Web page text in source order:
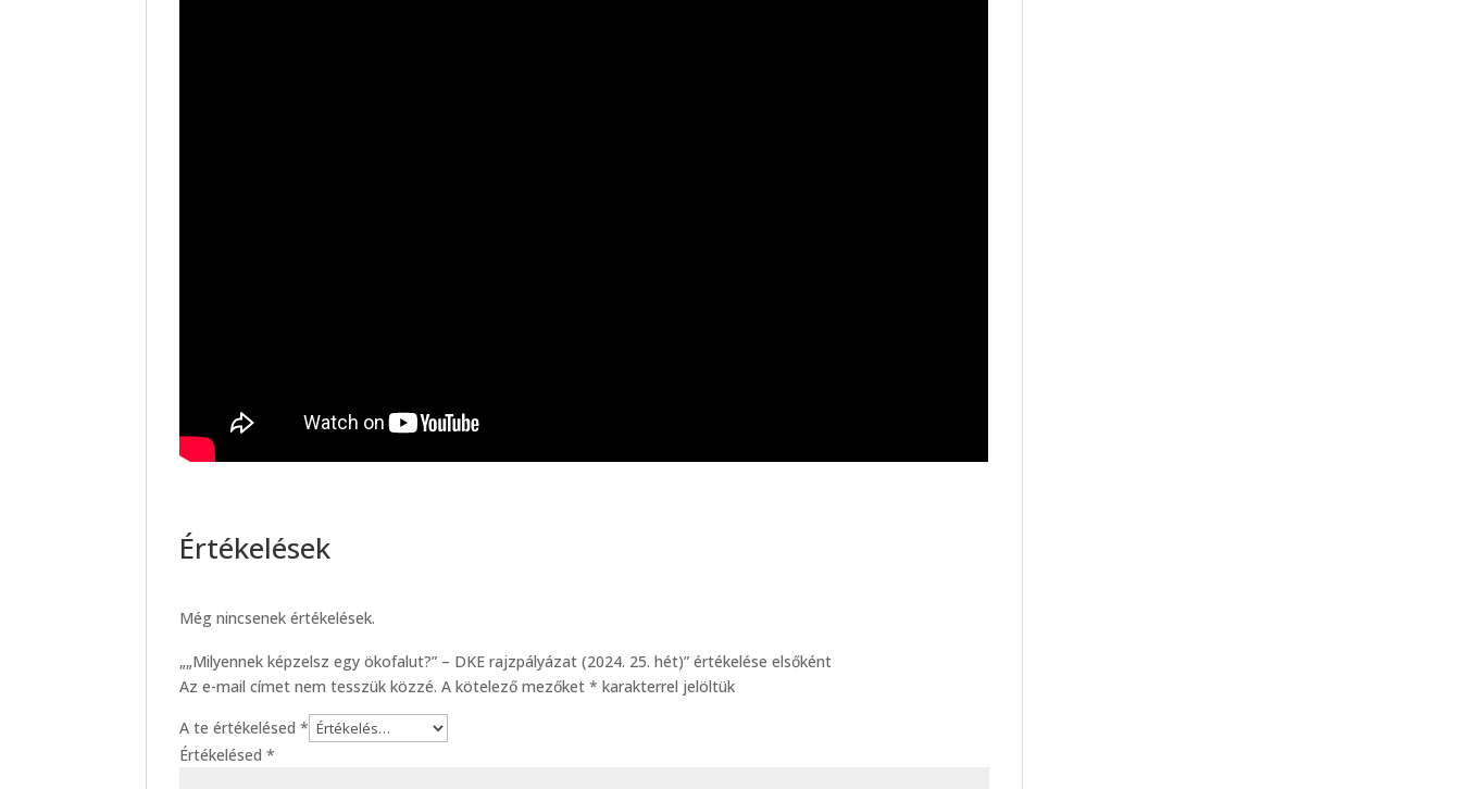
Értékelések
Még nincsenek értékelések.
„„Milyennek képzelsz egy ökofalut?” – DKE rajzpályázat (2024. 25. hét)” értékelése elsőként
Az e-mail címet nem tesszük közzé. A kötelező mezőket* karakterrel jelöltük
A te értékelésed*
Értékelésed*